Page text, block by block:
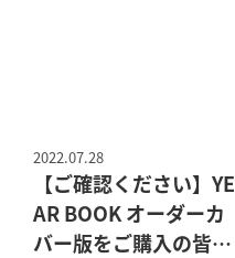
2022.07.28
【ご確認ください】YE
AR BOOK オーダーカ
バー版をご購入の皆様